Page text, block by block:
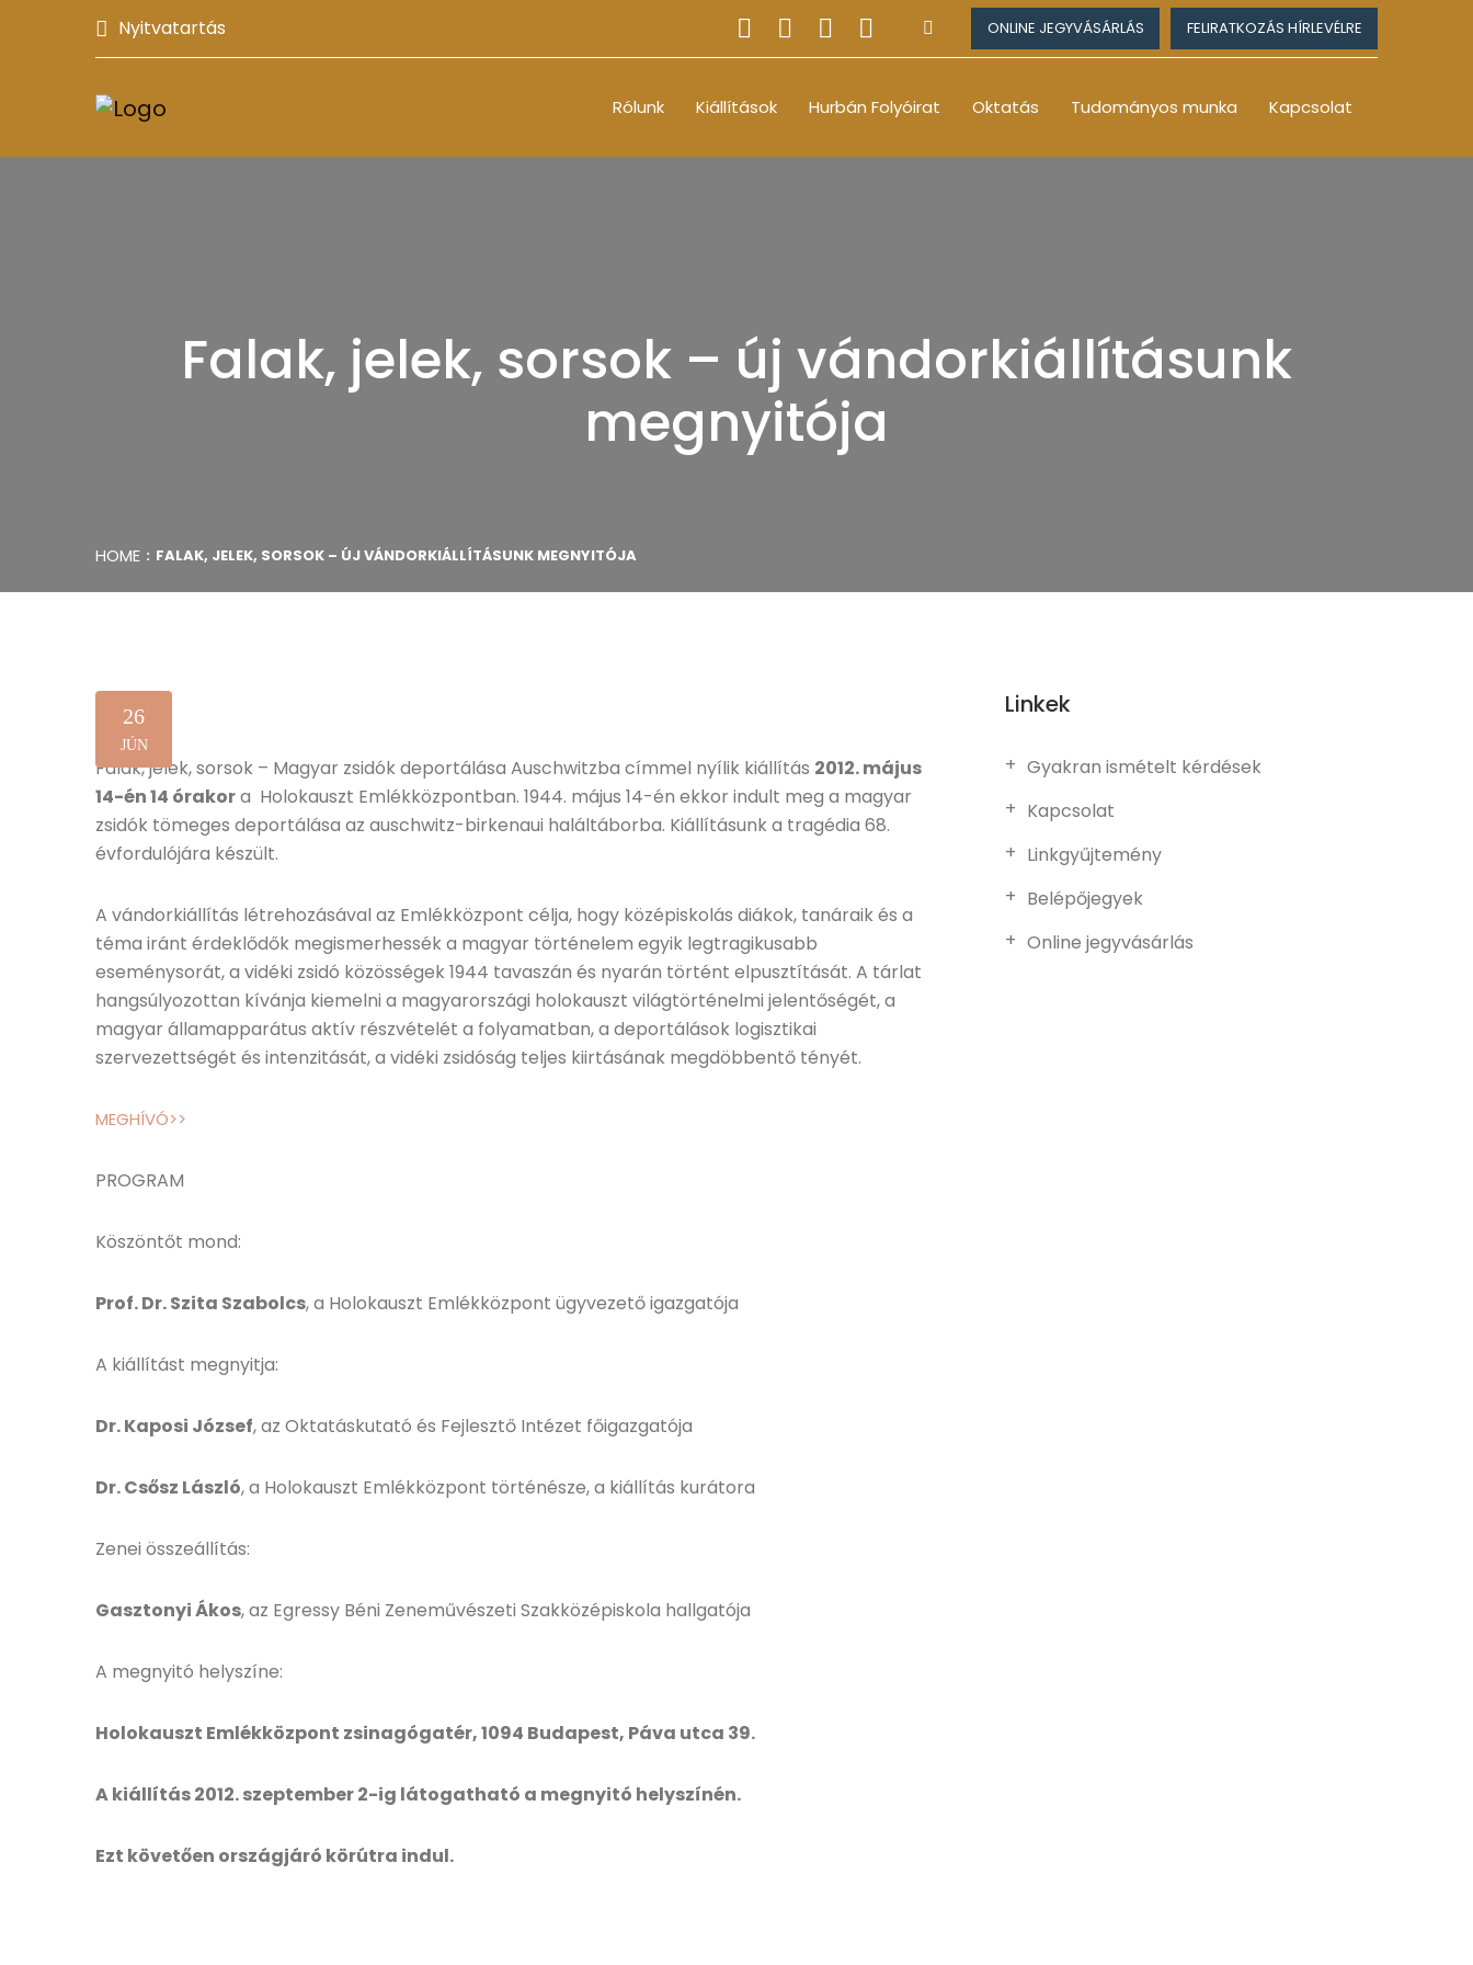
Nyitvatartás ONLINE JEGYVÁSÁRLÁS FELIRATKOZÁS HÍRLEVÉLRE
Rólunk Kiállítások Hurbán Folyóirat Oktatás Tudományos munka Kapcsolat
Falak, jelek, sorsok – új vándorkiállításunk
megnyitója
HOME FALAK, JELEK, SORSOK – ÚJ VÁNDORKIÁLLÍTÁSUNK MEGNYITÓJA
26
JÚN
Falak, jelek, sorsok – Magyar zsidók deportálása Auschwitzba címmel nyílik kiállítás 2012. május
14-én 14 órakora Holokauszt Emlékközpontban. 1944. május 14-én ekkor indult meg a magyar
zsidók tömeges deportálása az auschwitz-birkenaui haláltáborba. Kiállításunk a tragédia 68.
évfordulójára készült.
A vándorkiállítás létrehozásával az Emlékközpont célja, hogy középiskolás diákok, tanáraik és a
téma iránt érdeklődők megismerhessék a magyar történelem egyik legtragikusabb
eseménysorát, a vidéki zsidó közösségek 1944 tavaszán és nyarán történt elpusztítását. A tárlat
hangsúlyozottan kívánja kiemelni a magyarországi holokauszt világtörténelmi jelentőségét, a
magyar államapparátus aktív részvételét a folyamatban, a deportálások logisztikai
szervezettségét és intenzitását, a vidéki zsidóság teljes kiirtásának megdöbbentő tényét.
MEGHÍVÓ>>
PROGRAM
Köszöntőt mond:
Prof. Dr. Szita Szabolcs, a Holokauszt Emlékközpont ügyvezető igazgatója
A kiállítást megnyitja:
Dr. Kaposi József, az Oktatáskutató és Fejlesztő Intézet főigazgatója
Dr. Csősz László, a Holokauszt Emlékközpont történésze, a kiállítás kurátora
Zenei összeállítás:
Gasztonyi Ákos, az Egressy Béni Zeneművészeti Szakközépiskola hallgatója
A megnyitó helyszíne:
Holokauszt Emlékközpont zsinagógatér, 1094 Budapest, Páva utca 39.
A kiállítás 2012. szeptember 2-ig látogatható a megnyitó helyszínén.
Ezt követően országjáró körútra indul.
Linkek
Gyakran ismételt kérdések
Kapcsolat
Linkgyűjtemény
Belépőjegyek
Online jegyvásárlás